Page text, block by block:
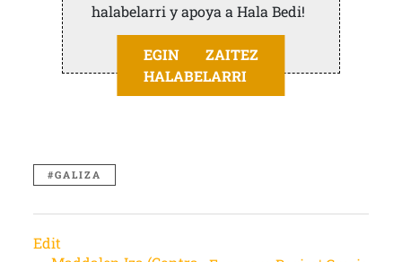
halabelarri y apoya a Hala Bedi!
EGIN ZAITEZ
HALABELARRI
GALIZA
Edit